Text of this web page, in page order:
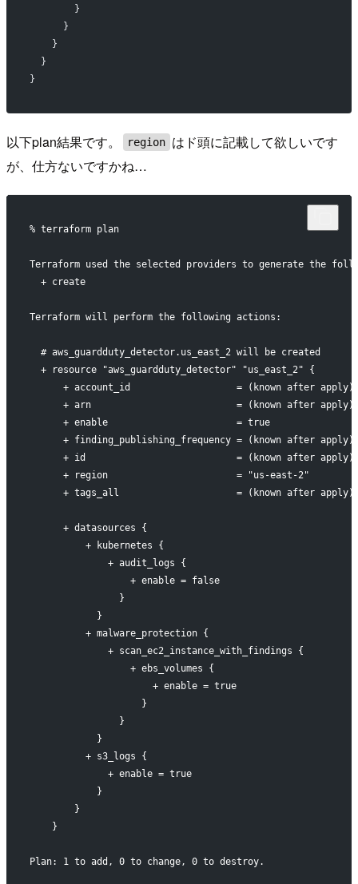
        }
      }
    }
  }
}
以下plan結果です。 region はド頭に記載して欲しいです
が、仕方ないですかね…
% terraform plan
Terraform used the selected providers to generate the
  + create
Terraform will perform the following actions:
  # aws_guardduty_detector.us_east_2 will be created
  + resource "aws_guardduty_detector" "us_east_2" {
      + account_id                   = (known after apply)
      + arn                          = (known after apply)
      + enable                       = true
      + finding_publishing_frequency = (known after apply)
      + id                           = (known after apply)
      + region                       = "us-east-2"
      + tags_all                     = (known after apply)
      + datasources {
          + kubernetes {
              + audit_logs {
                  + enable = false
                }
            }
          + malware_protection {
              + scan_ec2_instance_with_findings {
                  + ebs_volumes {
                      + enable = true
                    }
                }
            }
          + s3_logs {
              + enable = true
            }
        }
    }
Plan: 1 to add, 0 to change, 0 to destroy.